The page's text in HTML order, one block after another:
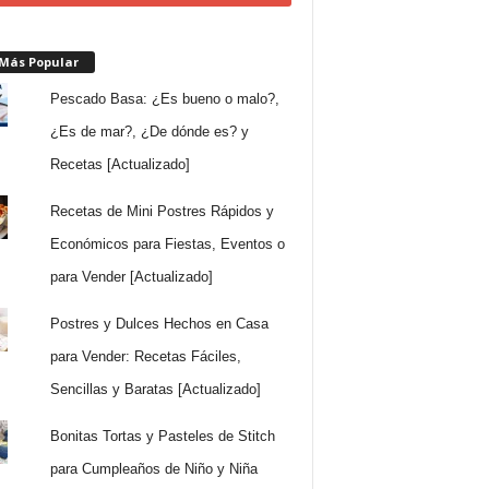
Popular
Pescado Basa: ¿Es bueno o malo?,
¿Es de mar?, ¿De dónde es? y
Recetas [Actualizado]
Recetas de Mini Postres Rápidos y
Económicos para Fiestas, Eventos o
para Vender [Actualizado]
Postres y Dulces Hechos en Casa
para Vender: Recetas Fáciles,
Sencillas y Baratas [Actualizado]
Bonitas Tortas y Pasteles de Stitch
para Cumpleaños de Niño y Niña